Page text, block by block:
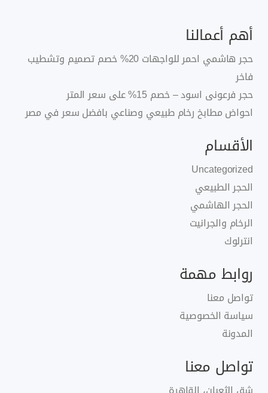
أهم أعمالنا
حجر هاشمي احمر للواجهات 20% خصم تصميم وتشطيب
فاخر
حجر فرعونى اسود – خصم 15% على سعر المتر
احواض مطابخ رخام طبيعي وصناعي بافضل سعر في مصر
الأقسام
Uncategorized
الحجر الطبيعي
الحجر الهاشمي
الرخام والجرانيت
انترلوك
روابط مهمة
تواصل معنا
سياسة الخصوصية
المدونة
تواصل معنا